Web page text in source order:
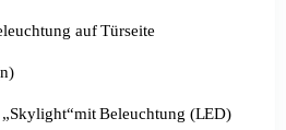
auf Türseite
„Skylight“mit Beleuchtung (LED)